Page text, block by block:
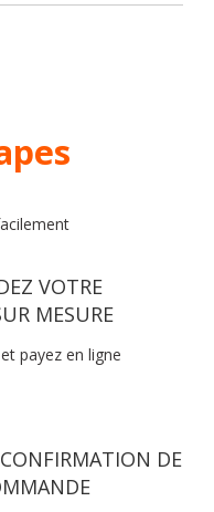
VOTRE
MESURE
payez en ligne
DE